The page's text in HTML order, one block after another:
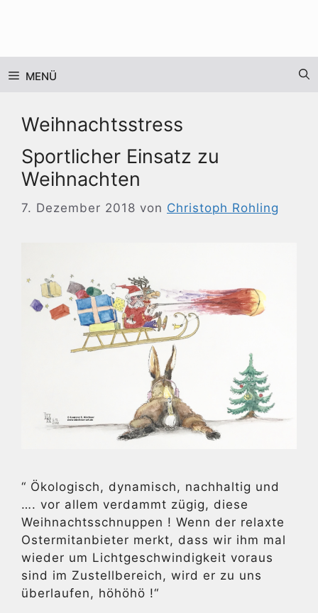
MENÜ
Weihnachtsstress
Sportlicher Einsatz zu
Weihnachten
7. Dezember 2018 von Christoph Rohling
“ Ökologisch, dynamisch, nachhaltig und
…. vor allem verdammt zügig, diese
Weihnachtsschnuppen ! Wenn der relaxte
Ostermitanbieter merkt, dass wir ihm mal
wieder um Lichtgeschwindigkeit voraus
sind im Zustellbereich, wird er zu uns
überlaufen, höhöhö !“